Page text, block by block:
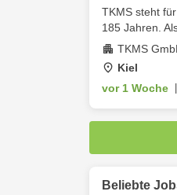
TKMS steht
185 Jahren.
TKMS
Kiel
vor 1 Woche
Beliebte